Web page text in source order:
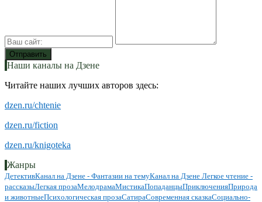
Наши каналы на Дзене
Читайте наших лучших авторов здесь:
dzen.ru/chtenie
dzen.ru/fiction
dzen.ru/knigoteka
Жанры
ДетективКанал на Дзене - Фантазии на темуКанал на Дзене Легкое чтение -
рассказыЛегкая прозаМелодрамаМистикаПопаданцыПриключенияПрирода
и животныеПсихологическая прозаСатираСовременная сказкаСоциально-